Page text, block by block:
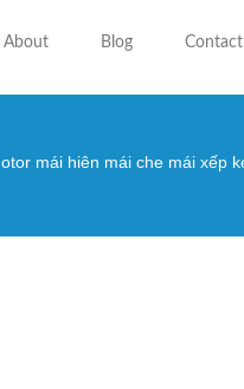
About Blog Contact
mái hiên mái che mái xếp